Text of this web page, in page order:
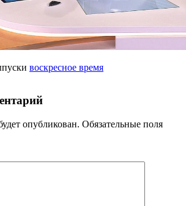
воскресное время
опубликован. Обязательные поля